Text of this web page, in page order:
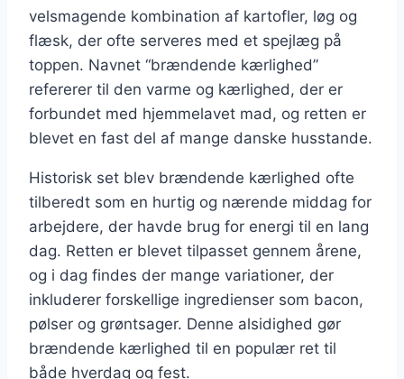
velsmagende kombination af kartofler, løg og
flæsk, der ofte serveres med et spejlæg på
toppen. Navnet “brændende kærlighed”
refererer til den varme og kærlighed, der er
forbundet med hjemmelavet mad, og retten er
blevet en fast del af mange danske husstande.
Historisk set blev brændende kærlighed ofte
tilberedt som en hurtig og nærende middag for
arbejdere, der havde brug for energi til en lang
dag. Retten er blevet tilpasset gennem årene,
og i dag findes der mange variationer, der
inkluderer forskellige ingredienser som bacon,
pølser og grøntsager. Denne alsidighed gør
brændende kærlighed til en populær ret til
både hverdag og fest.